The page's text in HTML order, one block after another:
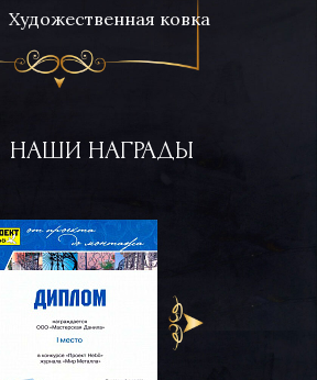
Художественная ковка
НАШИ НАГРАДЫ